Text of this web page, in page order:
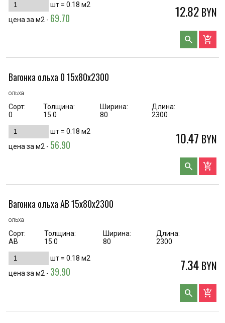
шт = 0.18 м2
цена за м2 - 69.70 12.82 BYN
search add_shopping_cart
Вагонка ольха 0 15х80х2300
ольха
Сорт:
0
Толщина:
15.0
Ширина:
80
Длина:
2300
шт = 0.18 м2
цена за м2 - 56.90 10.47 BYN
search add_shopping_cart
Вагонка ольха AB 15х80х2300
ольха
Сорт:
AB
Толщина:
15.0
Ширина:
80
Длина:
2300
шт = 0.18 м2
цена за м2 - 39.90 7.34 BYN
search add_shopping_cart